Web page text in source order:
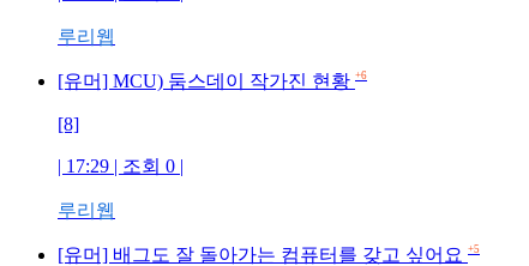
루리웹
[유머] MCU) 둠스데이 작가진 현황 +6
[8]
| 17:29 | 조회 0 |
루리웹
[유머] 배그도 잘 돌아가는 컴퓨터를 갖고 싶어요 +5